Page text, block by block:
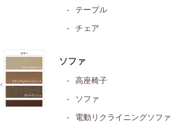
テーブル
チェア
ソファ
高座椅子
ソファ
電動リクライニングソファ